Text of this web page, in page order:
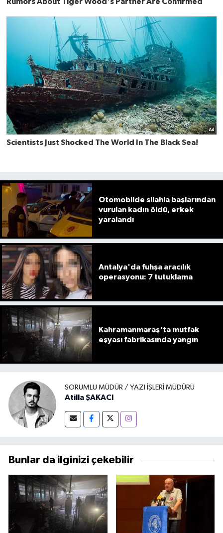
Otomobilde silahla başlarından
vurulan kadın öldü, erkek
yaralandı
Antalya'da fuhşa aracılık
operasyonu: 7 tutuklama
Kahramanmaraş'ta mutfak
eşyası fabrikasında yangın
SORUMLU MÜDÜR / YAZI İŞLERI MÜDÜRÜ
Atilla ŞAKACI
Bunlar da ilginizi çekebilir